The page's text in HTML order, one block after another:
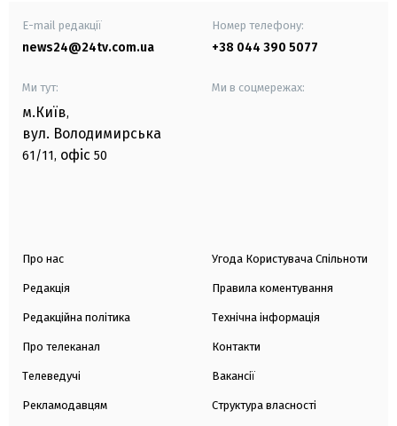
E-mail редакції
news24@24tv.com.ua
Номер телефону:
+38 044 390 5077
Ми тут:
м.Київ,
вул. Володимирська
61/11, офіс 50
Ми в соцмережах:
Про нас
Редакція
Редакційна політика
Про телеканал
Телеведучі
Рекламодавцям
Угода Користувача Спільноти
Правила коментування
Технічна інформація
Контакти
Вакансії
Структура власності